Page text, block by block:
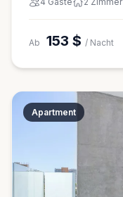
Ab 153 $ / Nacht
Apartment